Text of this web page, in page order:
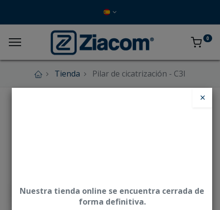
0
Tienda Pilar de cicatrización - C3I
×
Nuestra tienda online se encuentra cerrada de
forma definitiva.